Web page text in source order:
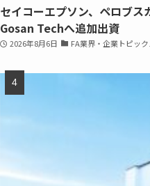
セイコーエプソン、ペロブ
Gosan Techへ追加出資
2026年8月6日 FA業界・企業トピッ